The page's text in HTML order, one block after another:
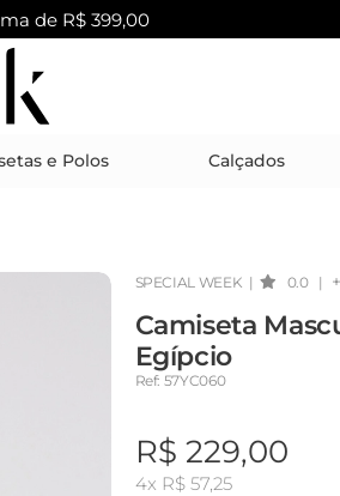
de R$ 399,00
e Polos Calçados
SPECIAL WEEK | 0.0 |
Camiseta
Egípcio
Ref: 57YC060
R$ 229,00
4x R$ 57,25